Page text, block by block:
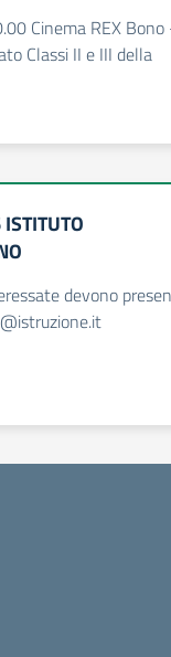
Cinema REX Bono
Classi II e III della
devono